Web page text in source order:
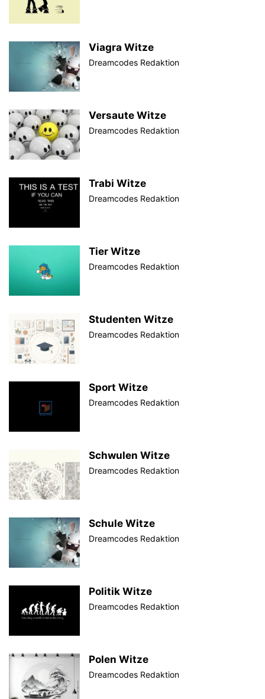
Viagra Witze
Dreamcodes Redaktion
Versaute Witze
Dreamcodes Redaktion
Trabi Witze
Dreamcodes Redaktion
Tier Witze
Dreamcodes Redaktion
Studenten Witze
Dreamcodes Redaktion
Sport Witze
Dreamcodes Redaktion
Schwulen Witze
Dreamcodes Redaktion
Schule Witze
Dreamcodes Redaktion
Politik Witze
Dreamcodes Redaktion
Polen Witze
Dreamcodes Redaktion